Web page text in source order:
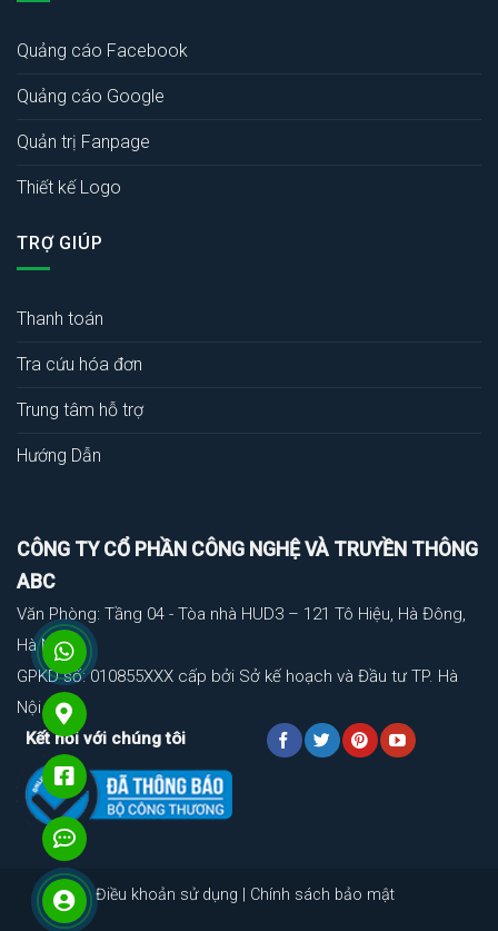
Quảng cáo Facebook
Quảng cáo Google
Quản trị Fanpage
Thiết kế Logo
TRỢ GIÚP
Thanh toán
Tra cứu hóa đơn
Trung tâm hỗ trợ
Hướng Dẫn
CÔNG TY CỔ PHẦN CÔNG NGHỆ VÀ TRUYỀN THÔNG
ABC
Văn Phòng: Tầng 04 - Tòa nhà HUD3 – 121 Tô Hiệu, Hà Đông,
Hà Nội
GPKD số: 010855XXX cấp bởi Sở kế hoạch và Đầu tư TP. Hà
Nội
Kết nối với chúng tôi
Điều khoản sử dụng Chính sách bảo mật